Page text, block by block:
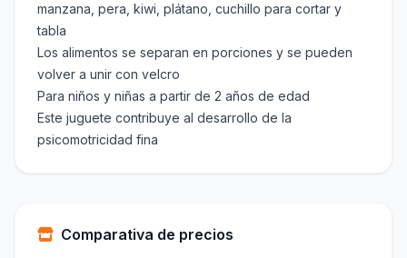
manzana, pera, kiwi, plátano, cuchillo para cortar y
tabla
Los alimentos se separan en porciones y se pueden
volver a unir con velcro
Para niños y niñas a partir de 2 años de edad
Este juguete contribuye al desarrollo de la
psicomotricidad fina
Comparativa de precios